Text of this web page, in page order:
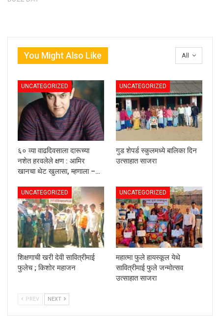
All
You Might Also Like
UNCATEGORIZED
६० व्या वाढदिवसाला दारूच्या
नशेत हरवलेले क्षण : आमिर
खानचा थेट खुलासा, म्हणाला –…
UNCATEGORIZED
गुड शेपर्ड स्कुलमध्ये बालिका दिन
उत्साहात साजरा
UNCATEGORIZED
शिक्षणाची खरी देवी सावित्रीमाई
फुलेच ; किशोर महाजन
UNCATEGORIZED
महात्मा फुले हायस्कूल येथे
सावित्रीमाई फुले जन्मोत्सव
उत्साहात साजरा
PREV NEXT